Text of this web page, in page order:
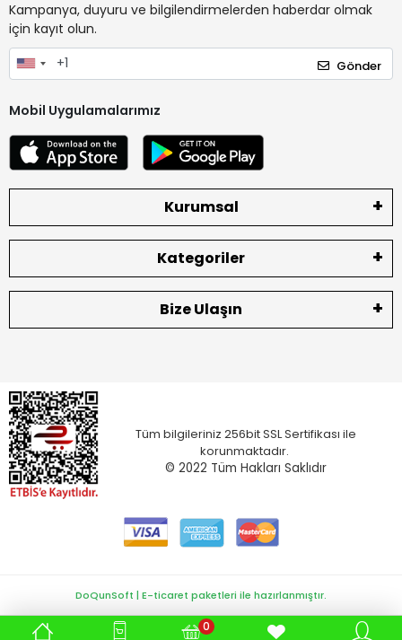
Kampanya, duyuru ve bilgilendirmelerden haberdar olmak
için kayıt olun.
Gönder
Mobil Uygulamalarımız
Kurumsal
Kategoriler
Bize Ulaşın
Tüm bilgileriniz 256bit SSL Sertifikası ile
korunmaktadır.
© 2022 Tüm Hakları Saklıdır
0
DoQunSoft | E-ticaret paketleri ile hazırlanmıştır.